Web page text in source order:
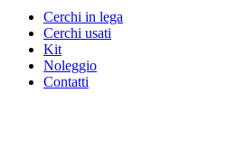
Cerchi in lega
Cerchi usati
Kit
Noleggio
Contatti